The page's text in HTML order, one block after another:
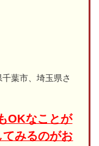
葉市、埼玉県さ
OKなことが
みるのがお